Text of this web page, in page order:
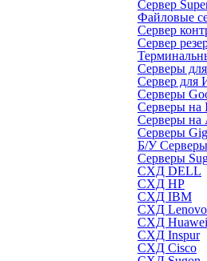
Сервер
Файловые
Сервер
Сервер
Серверы
Сервер для
Серверы
Серверы на
Серверы на
Серверы
Б/У Серверы
Серверы
СХД DELL
СХД HP
СХД IBM
СХД Lenovo
СХД Huawei
СХД Inspur
СХД Cisco